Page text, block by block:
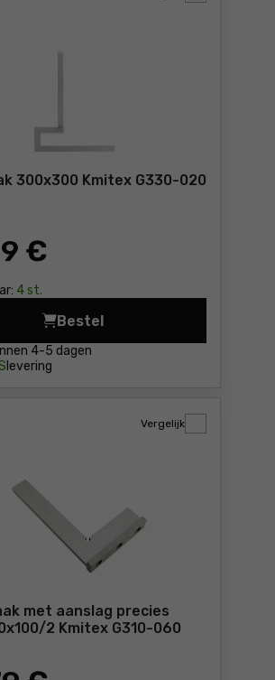
Flenshaak 300x300 Kmitex G330-020
€
4 st.
4-5 dagen
levering
Bestel
met aanslag precies
2 Kmitex G310-060
Vergelijk